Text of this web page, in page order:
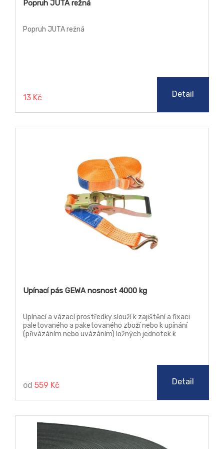
Popruh JUTA režná
Popruh JUTA režná
13 Kč Detail
Upínací pás GEWA nosnost 4000 kg
Upínací a vázací prostředky slouží k zajištění a fixaci
paletovaného a paketovaného zboží nebo k upínání
(přivázáním nebo uvázáním) ložných jednotek k
od 559 Kč Detail